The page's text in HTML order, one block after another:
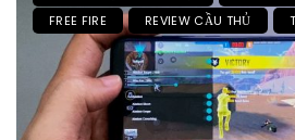
FREE FIRE
REVIEW CẦU THỦ